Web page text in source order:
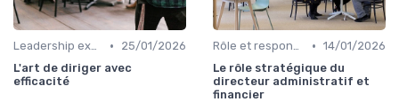
Leadership exécutif & prise de décision •
25/01/2026
L'art de diriger avec
efficacité
Rôle et responsabilités du CEO • 14/01/2026
Le rôle stratégique du
directeur administratif et
financier